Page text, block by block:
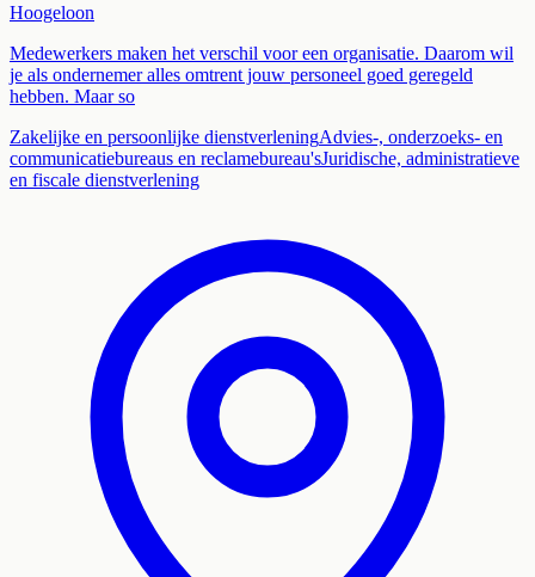
Hoogeloon
Medewerkers maken het verschil voor een organisatie. Daarom wil
je als ondernemer alles omtrent jouw personeel goed geregeld
hebben. Maar so
Zakelijke en persoonlijke dienstverleningAdvies-, onderzoeks- en
communicatiebureaus en reclamebureau'sJuridische, administratieve
en fiscale dienstverlening